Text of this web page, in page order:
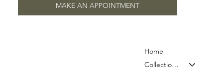
Home
Collection & Prices
MAKE AN APPOINTMENT